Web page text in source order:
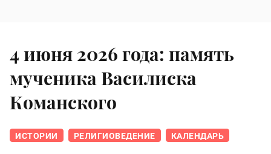
4 июня 2026 года: память
мученика Василиска
Команского
ИСТОРИИ РЕЛИГИОВЕДЕНИЕ КАЛЕНДАРЬ